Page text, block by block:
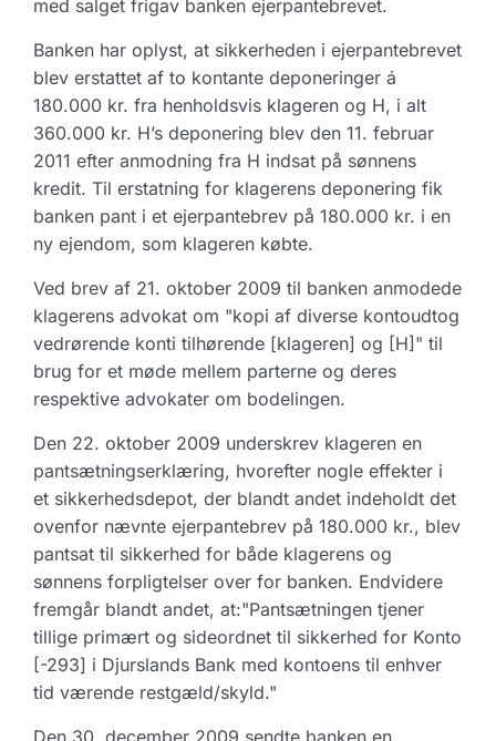
med salget frigav banken ejerpantebrevet.
Banken har oplyst, at sikkerheden i ejerpantebrevet
blev erstattet af to kontante deponeringer á
180.000 kr. fra henholdsvis klageren og H, i alt
360.000 kr. H’s deponering blev den 11. februar
2011 efter anmodning fra H indsat på sønnens
kredit. Til erstatning for klagerens deponering fik
banken pant i et ejerpantebrev på 180.000 kr. i en
ny ejendom, som klageren købte.
Ved brev af 21. oktober 2009 til banken anmodede
klagerens advokat om "kopi af diverse kontoudtog
vedrørende konti tilhørende [klageren] og [H]" til
brug for et møde mellem parterne og deres
respektive advokater om bodelingen.
Den 22. oktober 2009 underskrev klageren en
pantsætningserklæring, hvorefter nogle effekter i
et sikkerhedsdepot, der blandt andet indeholdt det
ovenfor nævnte ejerpantebrev på 180.000 kr., blev
pantsat til sikkerhed for både klagerens og
sønnens forpligtelser over for banken. Endvidere
fremgår blandt andet, at:"Pantsætningen tjener
tillige primært og sideordnet til sikkerhed for Konto
[-293] i Djurslands Bank med kontoens til enhver
tid værende restgæld/skyld."
Den 30. december 2009 sendte banken en